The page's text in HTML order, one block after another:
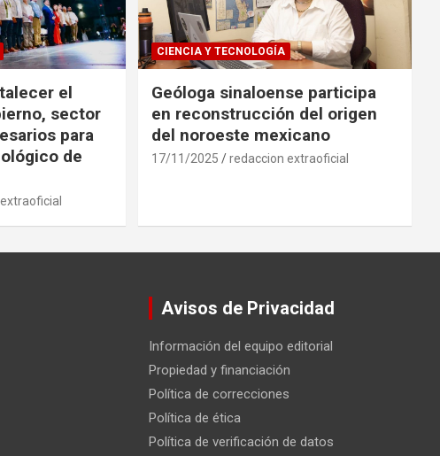
el
sector
para
de
CIENCIA Y TECNOLOGÍA
Geóloga sinaloense participa
en reconstrucción del origen
del noroeste mexicano
17/11/2025 redaccion extraoficial
Avisos de Privacidad
Información del equipo editorial
Propiedad y financiación
Política de correcciones
Política de ética
Política de verificación de datos